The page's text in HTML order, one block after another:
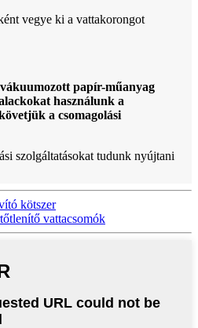
vegye ki a vattakorongot
papír-műanyag
használunk a
a csomagolási
szolgáltatásokat tudunk nyújtani
kötszer
vattacsomók